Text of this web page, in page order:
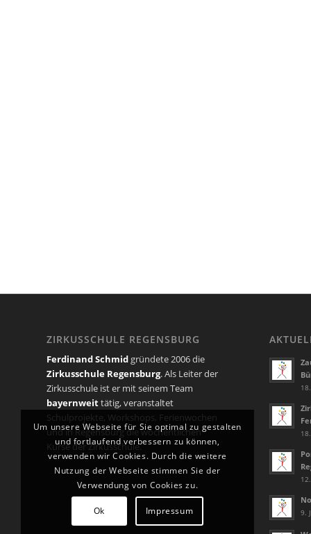
ZIRKUSSCHULE REGENSBURG
Ferdinand Schmid gründete 2006 die
Zirkusschule Regensburg. Als Leiter der
Zirkusschule ist er mit seinem Team
bayernweittätig, veranstaltet
Schulprojekte, Workshops, Ferienwochen
und in Regensburg die wöchentlichen
Kurse der Zirkusschule.
9.
Um unsere Webseite für Sie optimal zu gestalten
und fortlaufend verbessern zu können,
verwenden wir Cookies. Durch die weitere
Nutzung der Webseite stimmen Sie der
Verwendung von Cookies zu.
Ok Impressum